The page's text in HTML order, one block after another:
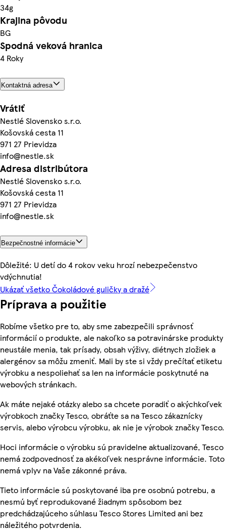
34g
Krajina pôvodu
BG
Spodná veková hranica
4 Roky
Kontaktná adresa
Vrátiť
Nestlé Slovensko s.r.o.
Košovská cesta 11
971 27 Prievidza
info@nestle.sk
Adresa distribútora
Nestlé Slovensko s.r.o.
Košovská cesta 11
971 27 Prievidza
info@nestle.sk
Bezpečnostné informácie
Dôležité: U detí do 4 rokov veku hrozí nebezpečenstvo
vdýchnutia!
Ukázať všetko Čokoládové guličky a dražé
Príprava a použitie
Robíme všetko pre to, aby sme zabezpečili správnosť
informácií o produkte, ale nakoľko sa potravinárske produkty
neustále menia, tak prísady, obsah výživy, diétnych zložiek a
alergénov sa môžu zmeniť. Mali by ste si vždy prečítať etiketu
výrobku a nespoliehať sa len na informácie poskytnuté na
webových stránkach.
Ak máte nejaké otázky alebo sa chcete poradiť o akýchkoľvek
výrobkoch značky Tesco, obráťte sa na Tesco zákaznícky
servis, alebo výrobcu výrobku, ak nie je výrobok značky Tesco.
Hoci informácie o výrobku sú pravidelne aktualizované, Tesco
nemá zodpovednosť za akékoľvek nesprávne informácie. Toto
nemá vplyv na Vaše zákonné práva.
Tieto informácie sú poskytované iba pre osobnú potrebu, a
nesmú byť reprodukované žiadnym spôsobom bez
predchádzajúceho súhlasu Tesco Stores Limited ani bez
náležitého potvrdenia.